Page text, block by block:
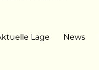
Lage News